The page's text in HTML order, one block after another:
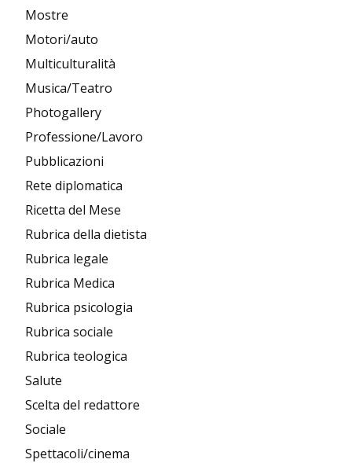
Mostre
Motori/auto
Multiculturalità
Musica/Teatro
Photogallery
Professione/Lavoro
Pubblicazioni
Rete diplomatica
Ricetta del Mese
Rubrica della dietista
Rubrica legale
Rubrica Medica
Rubrica psicologia
Rubrica sociale
Rubrica teologica
Salute
Scelta del redattore
Sociale
Spettacoli/cinema